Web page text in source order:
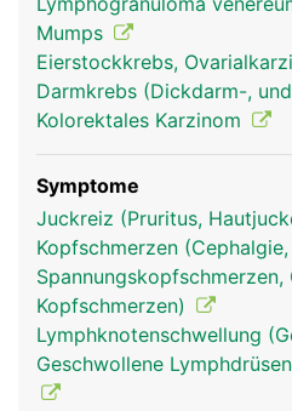
lympknoten frau lympknoten
Mumps
Eierstockkrebs,
Darmkrebs (Dickdarm-,
Kolorektales Karzinom
Symptome
Juckreiz (Pruritus,
Kopfschmerzen
Spannungskopfschmerzen,
Kopfschmerzen)
Lymphknotenschwellung
Geschwollene